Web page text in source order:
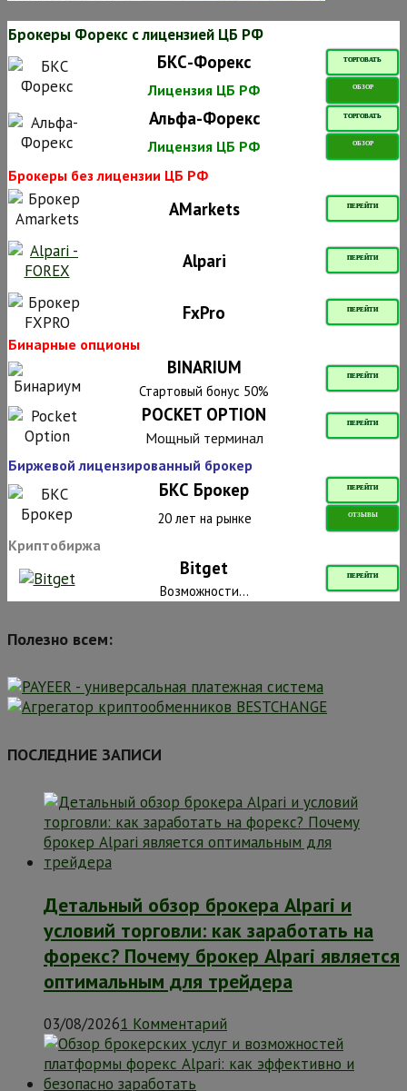
Брокеры Форекс с лицензией ЦБ РФ
БКС-Форекс ТОРГОВАТЬ
Лицензия ЦБ РФ ОБЗОР
Альфа-Форекс ТОРГОВАТЬ
Лицензия ЦБ РФ ОБЗОР
Брокеры без лицензии ЦБ РФ
AMarkets ПЕРЕЙТИ
Alpari ПЕРЕЙТИ
FxPro ПЕРЕЙТИ
Бинарные опционы
BINARIUM ПЕРЕЙТИ
Стартовый бонус 50%
POCKET OPTION ПЕРЕЙТИ
Мощный терминал
Биржевой лицензированный брокер
БКС Брокер ПЕРЕЙТИ
20 лет на рынке ОТЗЫВЫ
Криптобиржа
Bitget ПЕРЕЙТИ
Возможности...
Полезно всем:
ПОСЛЕДНИЕ ЗАПИСИ
Детальный обзор брокера Alpari и
условий торговли: как заработать на
форекс? Почему брокер Alpari является
оптимальным для трейдера
03/08/20261 Комментарий